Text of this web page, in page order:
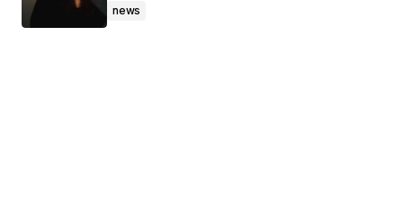
news